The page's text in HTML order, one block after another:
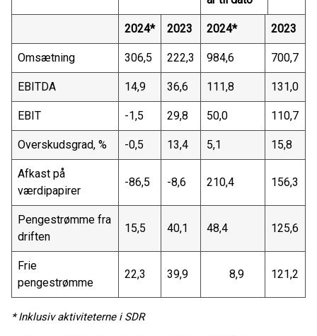
2024* 2023 2024* 2023
Omsætning 306,5 222,3 984,6 700,7
EBITDA 14,9 36,6 111,8 131,0
EBIT -1,5 29,8 50,0 110,7
Overskudsgrad, % -0,5 13,4 5,1 15,8
Afkast på
værdipapirer
-86,5 -8,6 210,4 156,3
Pengestrømme fra
driften
15,5 40,1 48,4 125,6
Frie
pengestrømme
22,3 39,9 8,9 121,2
* Inklusiv aktiviteterne i SDR